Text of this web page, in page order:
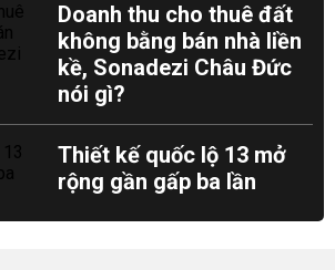
Doanh thu cho thuê đất
không bằng bán nhà liền
kề, Sonadezi Châu Đức
nói gì?
Thiết kế quốc lộ 13 mở
rộng gần gấp ba lần